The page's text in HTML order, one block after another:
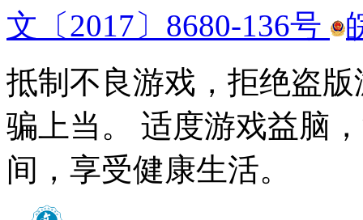
文〔2017〕8680-136号
抵制不良游戏，拒绝盗
骗上当。 适度游戏益脑
间，享受健康生活。